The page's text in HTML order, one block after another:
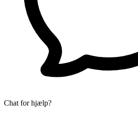
Chat for hjælp?